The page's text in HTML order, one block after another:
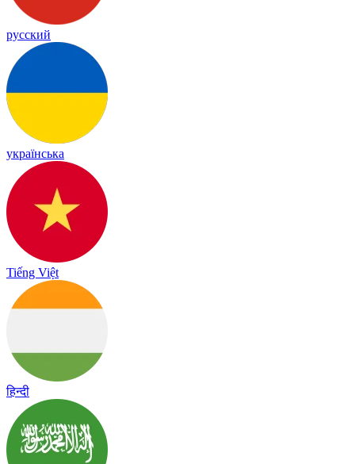
русский
українська
Tiếng Việt
हिन्दी